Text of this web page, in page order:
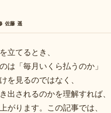
佐藤 遥
立てるとき、
は「毎月いくら払うのか」
を見るのではなく、
出されるのかを理解すれば、
がります。この記事では、